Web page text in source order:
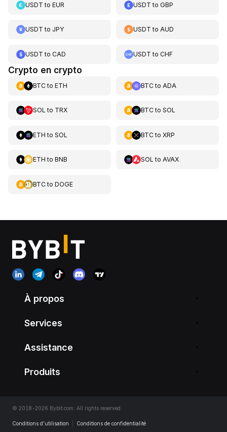
USDT to EUR USDT toGBP
USDT to JPY USDT toAUD
USDT to CAD USDT toCHF
Crypto en crypto
BTCto ETH BTCto ADA
SOL to TRX BTCto SOL
ETH to SOL BTCto XRP
ETH to BNB SOL to AVAX
BTCto DOGE
À propos
Services
Assistance
Produits
© 2018-2026 Bybit.com. All rights reserved.
Conditions d’utilisation Conditions de confidentialité